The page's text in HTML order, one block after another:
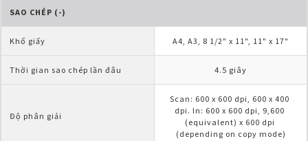
SAO CHÉP (-)
Khổ giấy A4, A3, 8 1/2" x 11", 11" x 17"
Thời gian sao chép lần đâu 4.5 giây
Độ phân giải
Scan: 600 x 600 dpi, 600 x 400
dpi. In: 600 x 600 dpi, 9,600
(equivalent) x 600 dpi
(depending on copy mode)